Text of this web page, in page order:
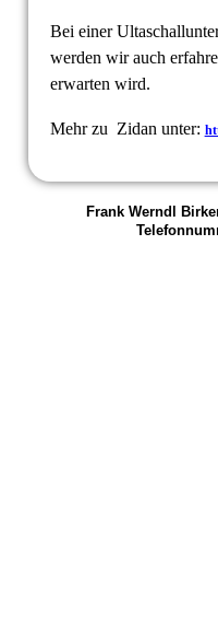
Bei einer
werden wir auch
erwarten wird.
Mehr zu Zidan unter:
Frank Werndl